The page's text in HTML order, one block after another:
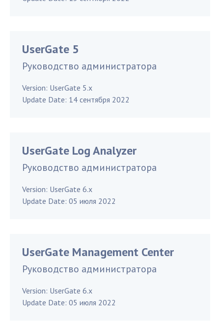
UserGate 5
Руководство администратора
Version: UserGate 5.x
Update Date: 14 сентября 2022
UserGate Log Analyzer
Руководство администратора
Version: UserGate 6.x
Update Date: 05 июля 2022
UserGate Management Center
Руководство администратора
Version: UserGate 6.x
Update Date: 05 июля 2022